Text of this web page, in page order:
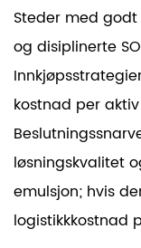
Steder med
og disiplinerte
kostnad per
løsningskvalitet
emulsjon; hvis
logistikkkostnad